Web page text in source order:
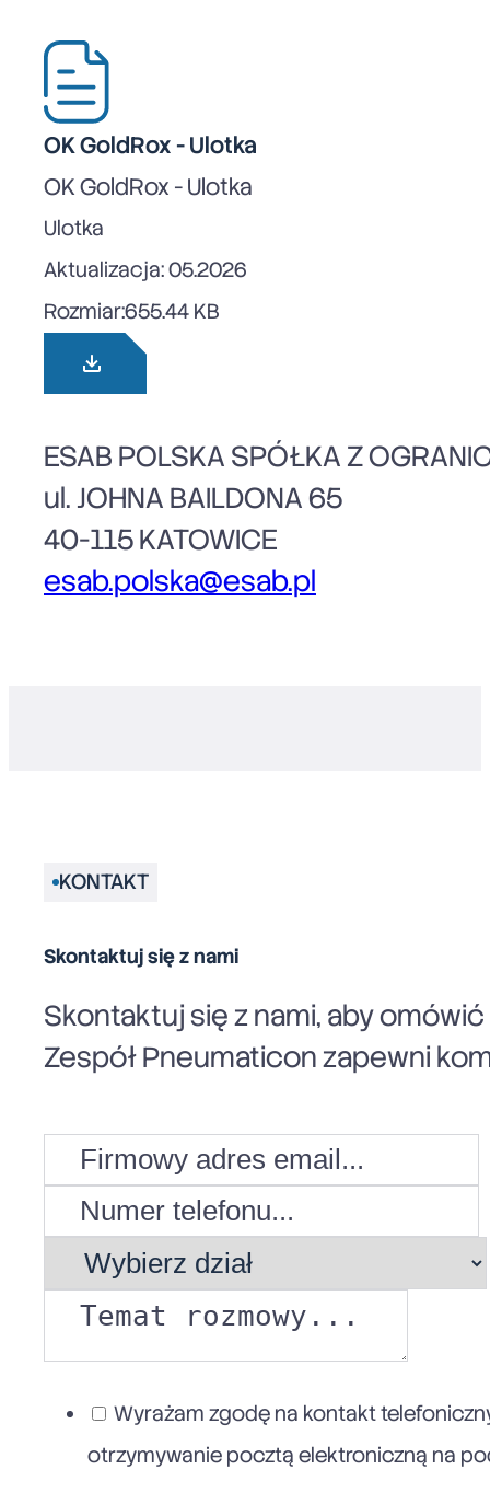
OK GoldRox - Ulotka
OK GoldRox - Ulotka
Ulotka
Aktualizacja: 05.2026
Rozmiar:655.44 KB
ESAB POLSKA SPÓŁKA Z
ul. JOHNA BAILDONA 65
40-115 KATOWICE
esab.polska@esab.pl
KONTAKT
Skontaktuj się z nami
Skontaktuj się z nami, aby
Zespół Pneumaticon zapewni
Wyrażam zgodę na kontakt
otrzymywanie pocztą elektroniczną na